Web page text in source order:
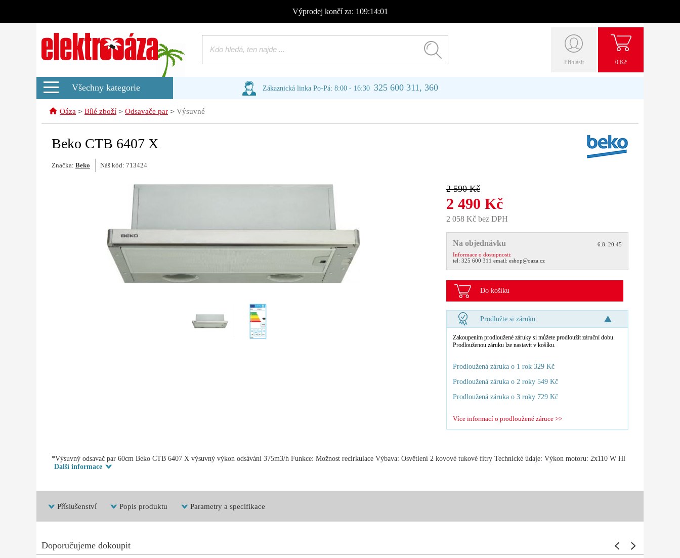
Výprodej končí za: 109:14:00
Přihlásit 0 Kč
Všechny kategorie Zákaznická linka Po-Pá: 8:00 - 16:30 325 600 311, 360
Oáza > Bílé zboží > Odsavače par > Výsuvné
Beko CTB 6407 X
Značka: Beko Náš kód: 713424
2 590 Kč
2 490 Kč
2 058 Kč bez DPH
Na objednávku
6.8. 20:45
Informace o dostupnosti:
tel: 325 600 311 email: eshop@oaza.cz
Do košíku
Prodlužte si záruku
Zakoupením prodloužené záruky si můžete prodloužit záruční dobu.
Prodlouženou záruku lze nastavit v košíku.
Prodloužená záruka o 1 rok 329 Kč
Prodloužená záruka o 2 roky 549 Kč
Prodloužená záruka o 3 roky 729 Kč
Více informací o prodloužené záruce >>
*Výsuvný odsavač par 60cm Beko CTB 6407 X výsuvný výkon odsávání 375m3/h Funkce: Možnost recirkulace Výbava: Osvětlení 2 kovové tukové fitry Technické údaje: Výkon motoru: 2x110 W Hl
Další informace
Příslušenství Popis produktu Parametry a specifikace
Doporučujeme dokoupit